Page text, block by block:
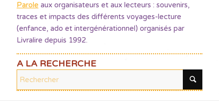
Parole aux organisateurs et aux lecteurs : souvenirs,
traces et impacts des différents voyages-lecture
(enfance, ado et intergénérationnel) organisés par
Livralire depuis 1992.
A LA RECHERCHE